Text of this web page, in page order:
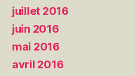
juillet 2016
juin 2016
mai 2016
avril 2016